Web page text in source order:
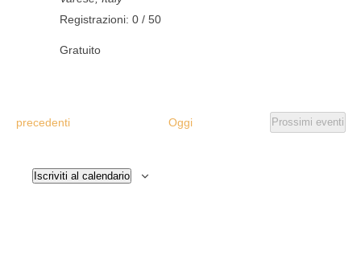
Registrazioni: 0 / 50
Gratuito
Eventi
precedenti Oggi Prossimi eventi
Iscriviti al calendario